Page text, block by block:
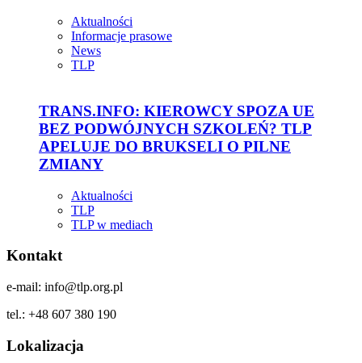
Aktualności
Informacje prasowe
News
TLP
TRANS.INFO: KIEROWCY SPOZA UE
BEZ PODWÓJNYCH SZKOLEŃ? TLP
APELUJE DO BRUKSELI O PILNE
ZMIANY
Aktualności
TLP
TLP w mediach
Kontakt
e-mail: info@tlp.org.pl
tel.: +48 607 380 190
Lokalizacja